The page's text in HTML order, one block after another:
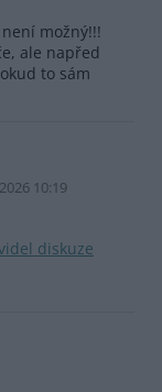
možný!!!
ale napřed
to sám
10:19
diskuze